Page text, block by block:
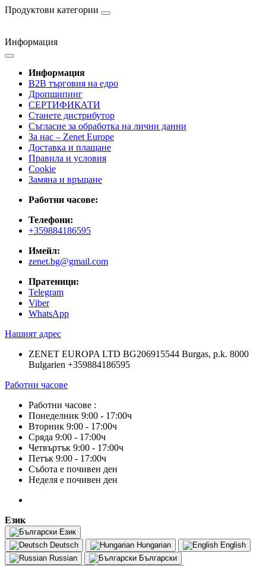
Продуктови категории
Информация
Информация
B2B търговия на едро
Дропшипинг
СЕРТИФИКАТИ
Станете дистрибутор
Съгласие за обработка на лични данни
За нас – Zenet Europe
Доставка и плащане
Правила и условия
Cookie
Замяна и връщане
Работни часове:
Телефони:
+359884186595
Имейл:
zenet.bg@gmail.com
Пратеници:
Telegram
Viber
WhatsApp
Нашият адрес
ZENET EUROPA LTD BG206915544 Burgas, p.k. 8000
Bulgarien +359884186595
Работни часове
Работни часове :
Понеделник 9:00 - 17:00ч
Вторник 9:00 - 17:00ч
Сряда 9:00 - 17:00ч
Четвъртък 9:00 - 17:00ч
Петък 9:00 - 17:00ч
Събота е почивен ден
Неделя е почивен ден
Език
Език
Deutsch
Hungarian
English
Russian
Български